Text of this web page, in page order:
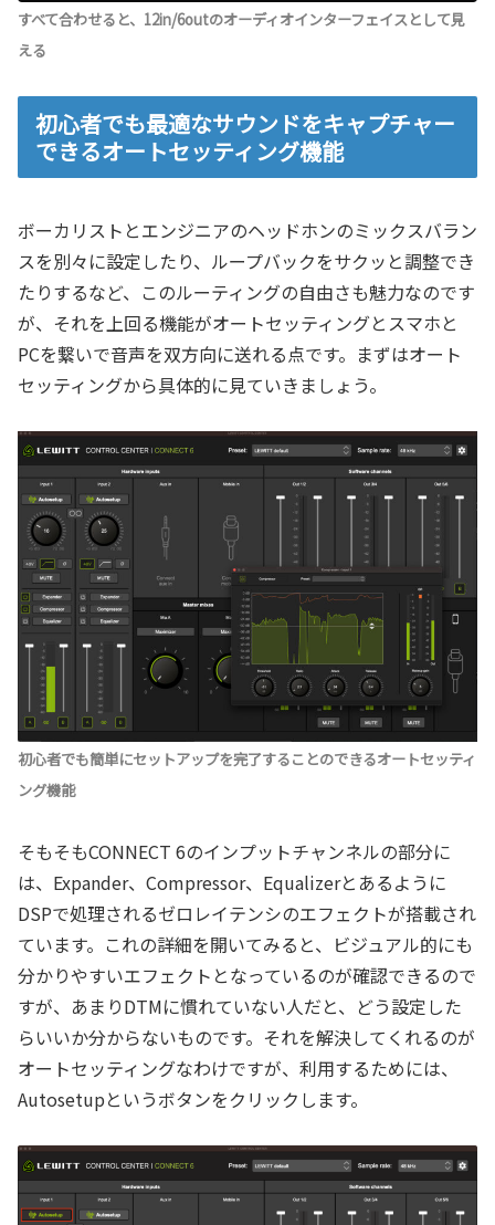
すべて合わせると、12in/6outのオーディオインターフェイスとして見
える
初心者でも最適なサウンドをキャプチャー
できるオートセッティング機能
ボーカリストとエンジニアのヘッドホンのミックスバラン
スを別々に設定したり、ループバックをサクッと調整でき
たりするなど、このルーティングの自由さも魅力なのです
が、それを上回る機能がオートセッティングとスマホと
PCを繋いで音声を双方向に送れる点です。まずはオート
セッティングから具体的に見ていきましょう。
初心者でも簡単にセットアップを完了することのできるオートセッティ
ング機能
そもそもCONNECT 6のインプットチャンネルの部分に
は、Expander、Compressor、Equalizerとあるように
DSPで処理されるゼロレイテンシのエフェクトが搭載され
ています。これの詳細を開いてみると、ビジュアル的にも
分かりやすいエフェクトとなっているのが確認できるので
すが、あまりDTMに慣れていない人だと、どう設定した
らいいか分からないものです。それを解決してくれるのが
オートセッティングなわけですが、利用するためには、
Autosetupというボタンをクリックします。